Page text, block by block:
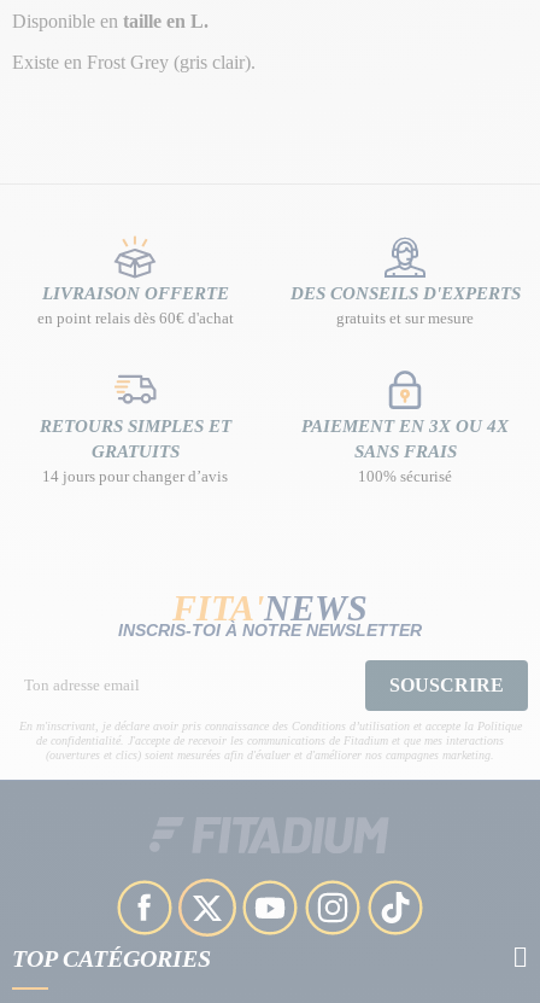
Disponible en taille en L.
Existe en Frost Grey (gris clair).
LIVRAISON OFFERTE
en point relais dès 60€ d'achat
DES CONSEILS D'EXPERTS
gratuits et sur mesure
RETOURS SIMPLES ET
GRATUITS
14 jours pour changer d’avis
PAIEMENT EN 3X OU 4X
SANS FRAIS
100% sécurisé
FITA'NEWS
INSCRIS-TOI À NOTRE NEWSLETTER
SOUSCRIRE
En m'inscrivant, je déclare avoir pris connaissance des Conditions d’utilisation et accepte la Politique
de confidentialité. J'accepte de recevoir les communications de Fitadium et que mes interactions
(ouvertures et clics) soient mesurées afin d'évaluer et d'améliorer nos campagnes marketing.
TOP CATÉGORIES